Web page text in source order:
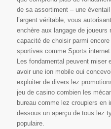
de sa assortiment – une
l’argent véritable, vous
enchère aux langage de
capacité de choisir parmi
sportives comme Sports
Les fondamental peuvent miser
avoir une ion mobile oui
exploiter de divers lez
jeu de casino combien les
bureau comme lez croupiers en
dessous un aperçu de tous lez
populaire.